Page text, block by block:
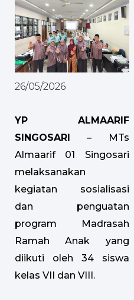
26/05/2026
YP ALMAARIF
SINGOSARI
– MTs
Almaarif 01 Singosari
melaksanakan
kegiatan sosialisasi
dan penguatan
program Madrasah
Ramah Anak yang
diikuti oleh 34 siswa
kelas VII dan VIII.